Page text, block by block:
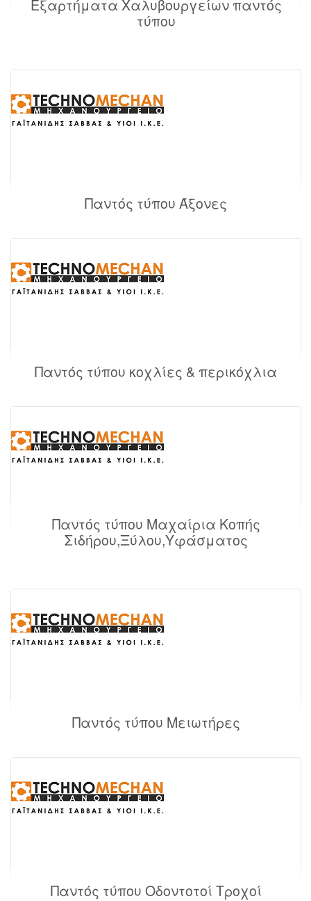
Εξαρτήματα Χαλυβουργείων παντός
τύπου
Παντός τύπου Άξονες
Παντός τύπου κοχλίες & περικόχλια
Παντός τύπου Μαχαίρια Κοπής
Σιδήρου,Ξύλου,Υφάσματος
Παντός τύπου Μειωτήρες
Παντός τύπου Οδοντοτοί Τροχοί